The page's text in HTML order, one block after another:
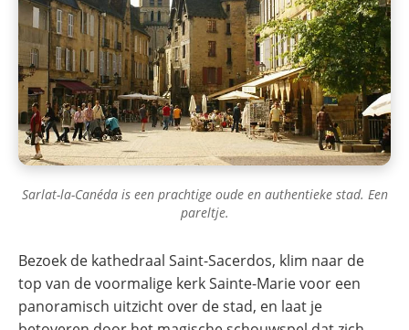
Sarlat-la-Canéda is een prachtige oude en authentieke stad. Een
pareltje.
Bezoek de kathedraal Saint-Sacerdos, klim naar de
top van de voormalige kerk Sainte-Marie voor een
panoramisch uitzicht over de stad, en laat je